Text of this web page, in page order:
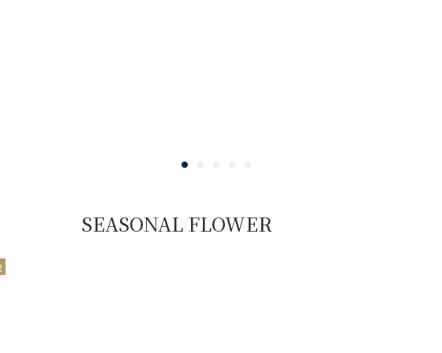
SEASONAL FLOWER